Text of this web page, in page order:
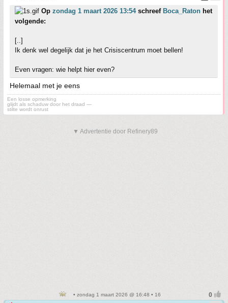
Op zondag 1 maart 2026 13:54schreef Boca_Raton het
volgende:
[..]
Ik denk wel degelijk dat je het Crisiscentrum moet bellen!
Even vragen: wie helpt hier even?
Helemaal met je eens
Een losse opmerking
glijdt als schaduw door het draad —
stilte wordt onrust
▼ Advertentie door Refinery89
• zondag 1 maart 2026 @ 16:48 • 16